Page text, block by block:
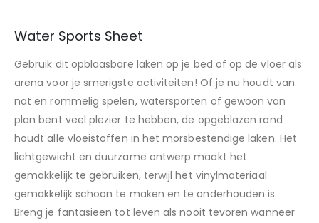
Water Sports Sheet
Gebruik dit opblaasbare laken op je bed of op de vloer als
arena voor je smerigste activiteiten! Of je nu houdt van
nat en rommelig spelen, watersporten of gewoon van
plan bent veel plezier te hebben, de opgeblazen rand
houdt alle vloeistoffen in het morsbestendige laken. Het
lichtgewicht en duurzame ontwerp maakt het
gemakkelijk te gebruiken, terwijl het vinylmateriaal
gemakkelijk schoon te maken en te onderhouden is.
Breng je fantasieen tot leven als nooit tevoren wanneer